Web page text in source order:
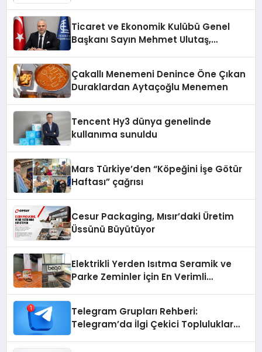
Ticaret ve Ekonomik Kulübü Genel
Başkanı Sayın Mehmet Ulutaş,
Çakallı Menemeni Denince Öne Çıkan
Duraklardan Aytaçoğlu Menemen
Tencent Hy3 dünya genelinde
kullanıma sunuldu
Mars Türkiye’den “Köpeğini İşe Götür
Haftası” çağrısı
Cesur Packaging, Mısır’daki Üretim
Üssünü Büyütüyor
Elektrikli Yerden Isıtma Seramik ve
Parke Zeminler İçin En Verimli
Telegram Grupları Rehberi:
Telegram’da İlgi Çekici Topluluklar